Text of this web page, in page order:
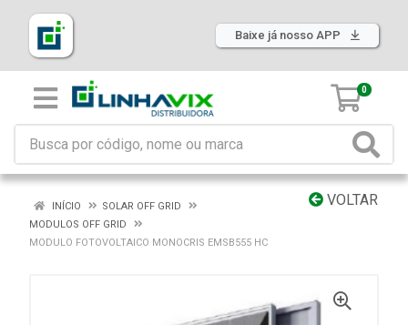
Baixe já nosso APP
0
VOLTAR
INÍCIO
SOLAR OFF GRID
MODULOS OFF GRID
MODULO FOTOVOLTAICO MONOCRIS EMSB555 HC